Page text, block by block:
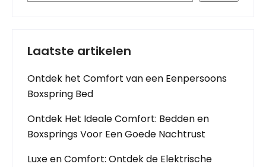
Laatste artikelen
Ontdek het Comfort van een Eenpersoons
Boxspring Bed
Ontdek Het Ideale Comfort: Bedden en
Boxsprings Voor Een Goede Nachtrust
Luxe en Comfort: Ontdek de Elektrische